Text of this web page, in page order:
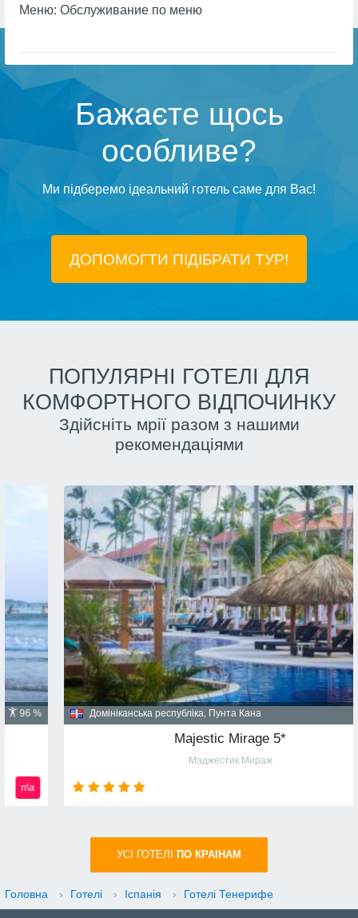
Меню: Обслуживание по меню
Бажаєте щось
особливе?
Ми підберемо ідеальний готель саме для Вас!
ДОПОМОГТИ ПІДIБРАТИ ТУР!
ПОПУЛЯРНІ ГОТЕЛІ ДЛЯ
КОМФОРТНОГО ВІДПОЧИНКУ
Здійсніть мрії разом з нашими
рекомендаціями
Домініканська республіка, Пунта Кана
Majestic Mirage 5*
Маджестик Мираж
УСI ГОТЕЛІ ПО КРАIНАМ
Головна › Готелі › Іспанія › Готелі Тенерифе